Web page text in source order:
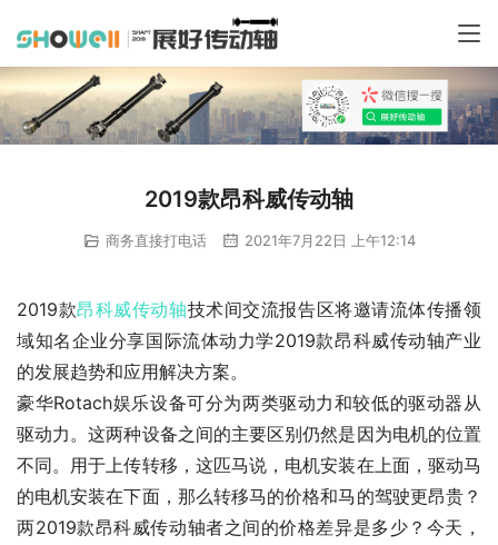
2019款昂科威传动轴
商务直接打电话 2021年7月22日 上午12:14
2019款昂科威传动轴技术间交流报告区将邀请流体传播领
域知名企业分享国际流体动力学2019款昂科威传动轴产业
的发展趋势和应用解决方案。
豪华Rotach娱乐设备可分为两类驱动力和较低的驱动器从
驱动力。这两种设备之间的主要区别仍然是因为电机的位置
不同。用于上传转移，这匹马说，电机安装在上面，驱动马
的电机安装在下面，那么转移马的价格和马的驾驶更昂贵？
两2019款昂科威传动轴者之间的价格差异是多少？今天，